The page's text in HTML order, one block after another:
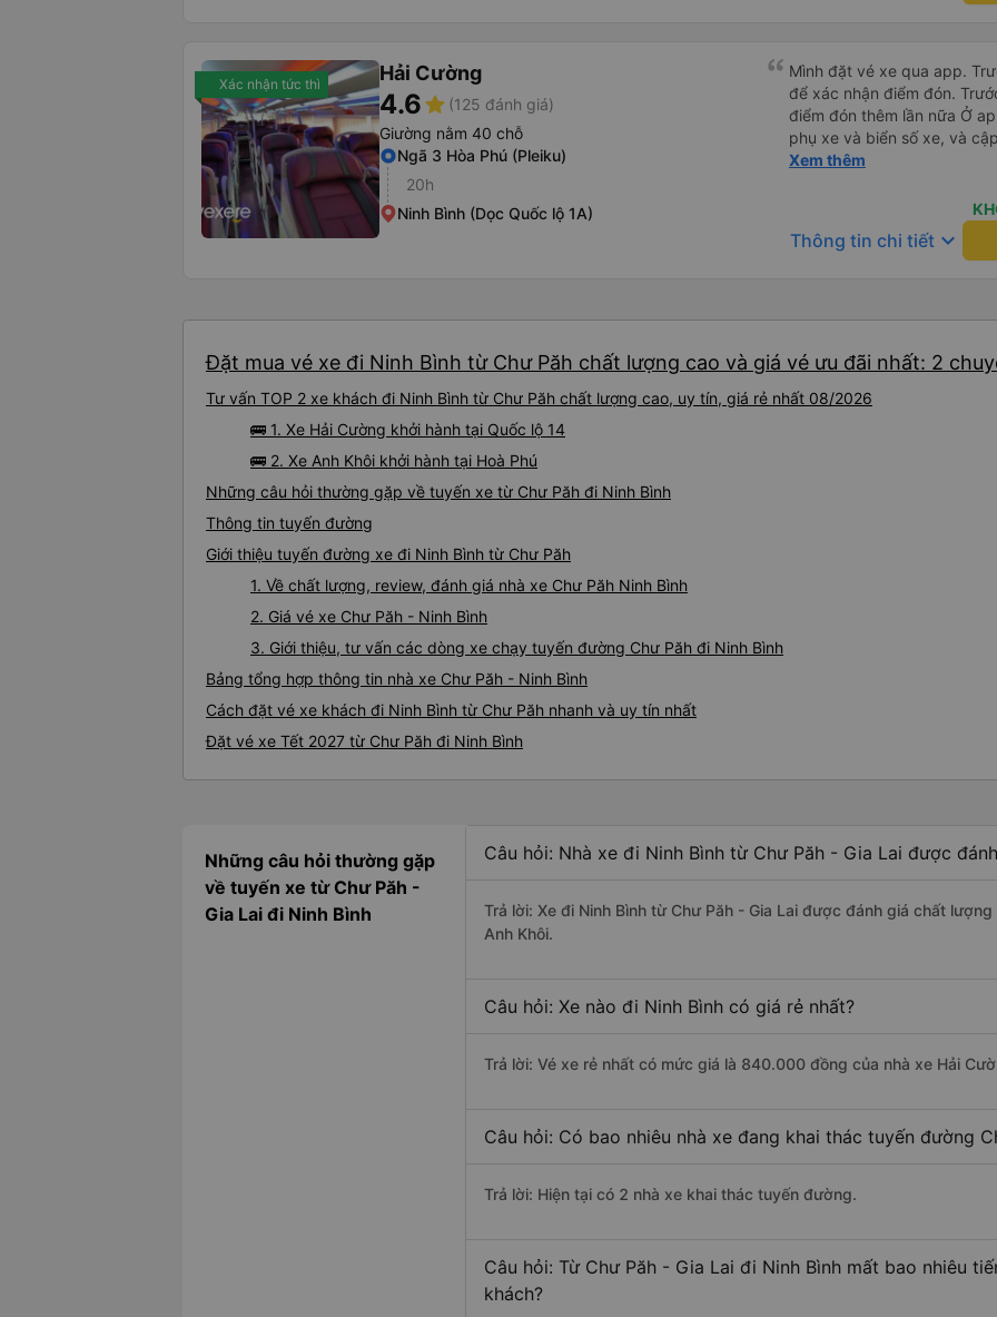
Xác nhận tức thì Hải Cường
4.6star (125 đánh giá)
Giường nằm 40 chỗ
Ngã 3 Hòa Phú (Pleiku)
20h
Ninh Bình (Dọc Quốc lộ 1A)
Mình đặt vé xe qua app.
để xác nhận điểm đón.
điểm đón thêm lần nữa Ở app Vexere có cập nhật đúng sđt
phụ xe và biển số xe, và cập
tối là 50k/ người. Chỗ nằm thoải mái, có nước, ổ cắm sạc
Xem thêm
Thông tin chi tiết keyboard_arrow_down
Đặt mua vé xe đi Ninh Bình từ Chư Păh chất lượng cao và giá vé ưu đãi nhất: 2
Tư vấn TOP 2 xe khách đi Ninh Bình từ Chư Păh chất lượng cao, uy tín, giá rẻ nhất 08/2026
🚌 1. Xe Hải Cường khởi hành tại Quốc lộ 14
🚌 2. Xe Anh Khôi khởi hành tại Hoà Phú
Những câu hỏi thường gặp về tuyến xe từ Chư Păh đi Ninh Bình
Thông tin tuyến đường
Giới thiệu tuyến đường xe đi Ninh Bình từ Chư Păh
1. Về chất lượng, review, đánh giá nhà xe Chư Păh Ninh Bình
2. Giá vé xe Chư Păh - Ninh Bình
3. Giới thiệu, tư vấn các dòng xe chạy tuyến đường Chư Păh đi Ninh Bình
Bảng tổng hợp thông tin nhà xe Chư Păh - Ninh Bình
Cách đặt vé xe khách đi Ninh Bình từ Chư Păh nhanh và uy tín nhất
Đặt vé xe Tết 2027 từ Chư Păh đi Ninh Bình
Những câu hỏi thường gặp
về tuyến xe từ Chư Păh -
Gia Lai đi Ninh Bình
Câu hỏi: Nhà xe đi Ninh Bình từ Chư Păh - Gia Lai được
Trả lời: Xe đi Ninh Bình từ Chư Păh - Gia Lai được đánh giá chất
Anh Khôi.
Câu hỏi: Xe nào đi Ninh Bình có giá rẻ nhất?
Trả lời: Vé xe rẻ nhất có mức giá là 840.000 đồng của nhà xe Hải
Câu hỏi: Có bao nhiêu nhà xe đang khai thác tuyến đường
Trả lời: Hiện tại có 2 nhà xe khai thác tuyến đường.
Câu hỏi: Từ Chư Păh - Gia Lai đi Ninh Bình mất bao nhiêu
khách?